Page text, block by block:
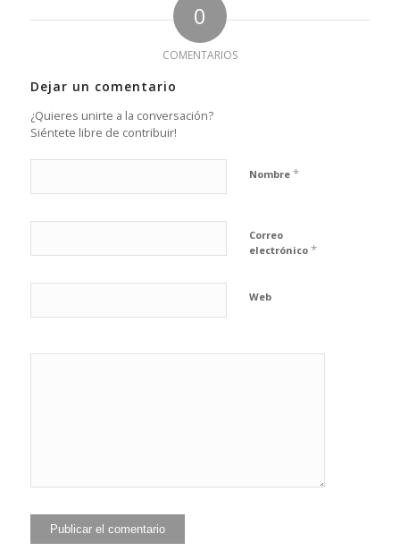
0
COMENTARIOS
Dejar un comentario
¿Quieres unirte a la conversación?
Siéntete libre de contribuir!
Nombre *
Correo
electrónico *
Web